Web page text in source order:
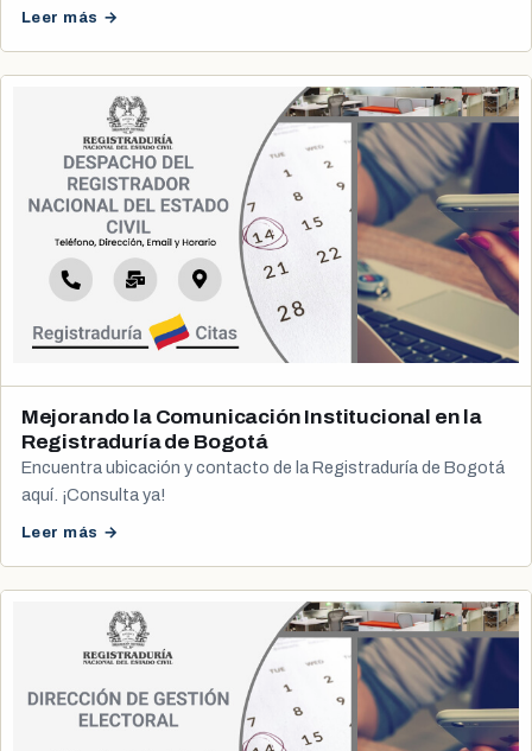
Leer más →
Mejorando la Comunicación Institucional en la
Registraduría de Bogotá
Encuentra ubicación y contacto de la Registraduría de Bogotá
aquí. ¡Consulta ya!
Leer más →